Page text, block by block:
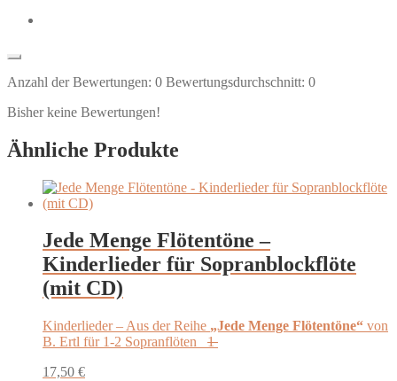
Anzahl der Bewertungen: 0 Bewertungsdurchschnitt: 0
Bisher keine Bewertungen!
Ähnliche Produkte
Jede Menge Flötentöne –
Kinderlieder für Sopranblockflöte
(mit CD)
Kinderlieder – Aus der Reihe „Jede Menge Flötentöne“ von
B. Ertl für 1-2 Sopranflöten 1
17,50 €